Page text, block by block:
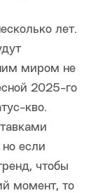
лет.
миром не
2025-го
кво.
если
чтобы
момент, то